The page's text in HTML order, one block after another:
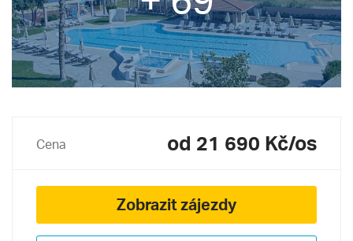
Cena od 21 690 Kč/os
Zobrazit zájezdy